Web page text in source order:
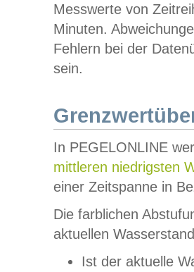
Messwerte von
Minuten.
Fehlern bei der
sein.
In PEGELONLINE
mittleren niedrigsten
einer Zeitspanne in
Die farblichen
aktuellen
Ist der aktuelle